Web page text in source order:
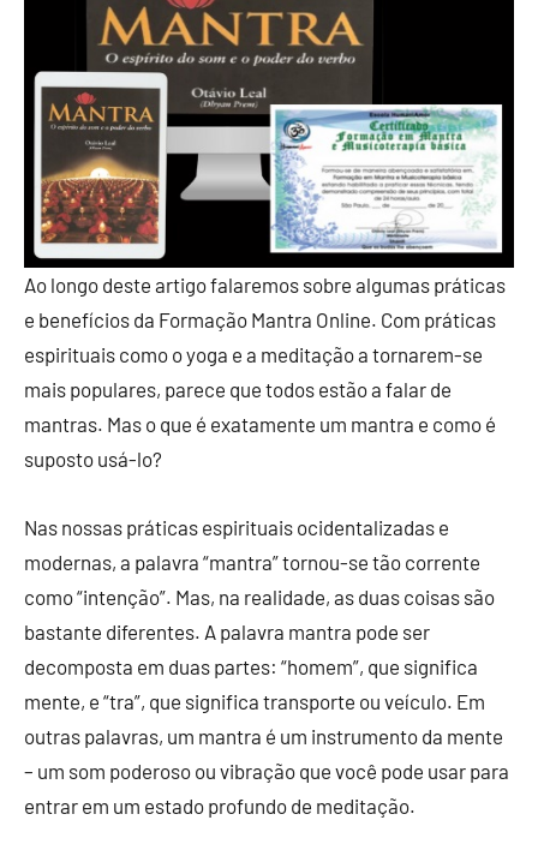
Ao longo deste artigo falaremos sobre algumas práticas
e benefícios da Formação Mantra Online. Com práticas
espirituais como o yoga e a meditação a tornarem-se
mais populares, parece que todos estão a falar de
mantras. Mas o que é exatamente um mantra e como é
suposto usá-lo?
Nas nossas práticas espirituais ocidentalizadas e
modernas, a palavra “mantra” tornou-se tão corrente
como “intenção”. Mas, na realidade, as duas coisas são
bastante diferentes. A palavra mantra pode ser
decomposta em duas partes: “homem”, que significa
mente, e “tra”, que significa transporte ou veículo. Em
outras palavras, um mantra é um instrumento da mente
– um som poderoso ou vibração que você pode usar para
entrar em um estado profundo de meditação.